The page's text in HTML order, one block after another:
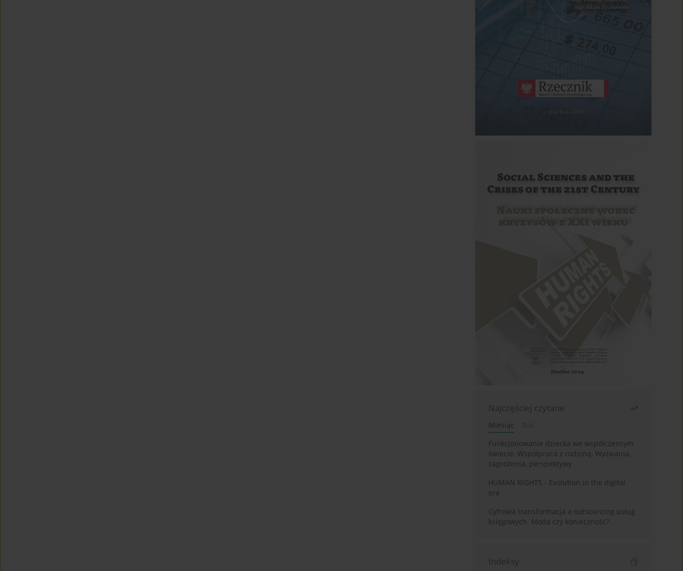
Najczęściej czytane
Miesiąc
Rok
Funkcjonowanie dziecka we współczesnym
świecie. Współpraca z rodziną. Wyzwania,
zagrożenia, perspektywy
HUMAN RIGHTS - Evolution in the digital
era
Cyfrowa transformacja a outsourcing usług
księgowych. Moda czy konieczność?
Indeksy